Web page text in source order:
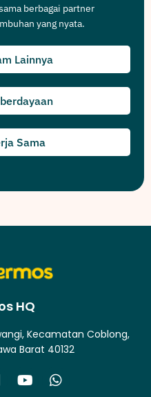
berbagai partner
yang nyata.
Lainnya
Sama
HQ
Kecamatan Coblong,
Barat 40132